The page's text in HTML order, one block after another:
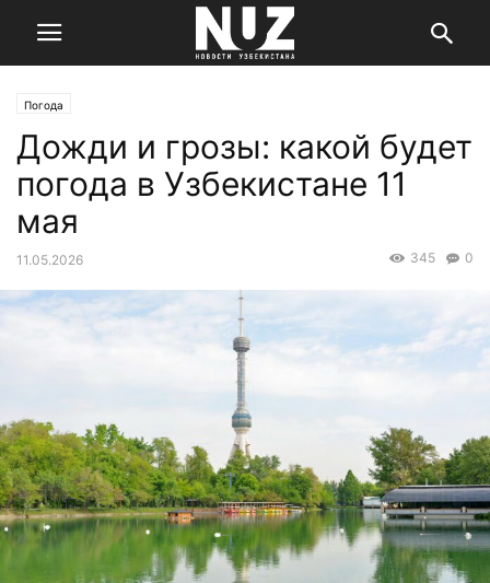
Погода
Дожди и грозы: какой будет
погода в Узбекистане 11
мая
11.05.2026 0
345